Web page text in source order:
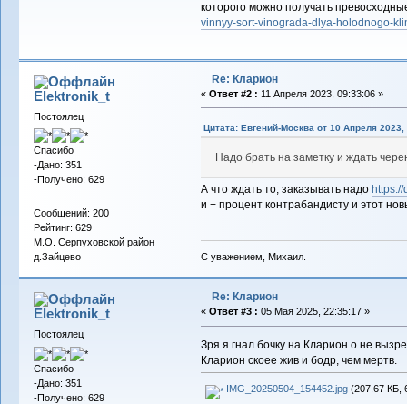
которого можно получать
vinnyy-sort-vinograda-dlya-holodnogo-
Elektronik_t
Постоялец
Спасибо
-Дано: 351
-Получено: 629
Сообщений: 200
Рейтинг: 629
М.О. Серпуховской район
д.Зайцево
Re: Кларион
« Ответ #2 : 11 Апреля 2023, 09:33:06 »
Цитата: Евгений-Москва от 10 Апреля 2023,
Надо брать на заметку и ждать
А что ждать то, заказывать надо
и + процент контрабандисту и этот
С уважением, Михаил.
Elektronik_t
Постоялец
Спасибо
-Дано: 351
-Получено: 629
Re: Кларион
« Ответ #3 : 05 Мая 2025, 22:35:17 »
Зря я гнал бочку на Кларион о не
Кларион скоее жив и бодр, чем мертв.
IMG_20250504_154452.jpg(207.67 КБ,